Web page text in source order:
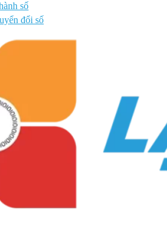
số
đổi số